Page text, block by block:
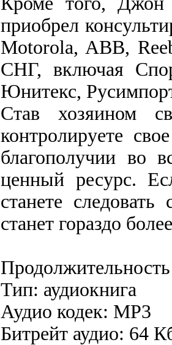
приобрел
Motorola, ABB,
СНГ, включая
Юнитекс,
Став хозяином
контролируете
благополучии во
ценный ресурс.
станете
станет гораздо
Тип: аудиокнига
Аудио кодек: MP3
Битрейт аудио: 64